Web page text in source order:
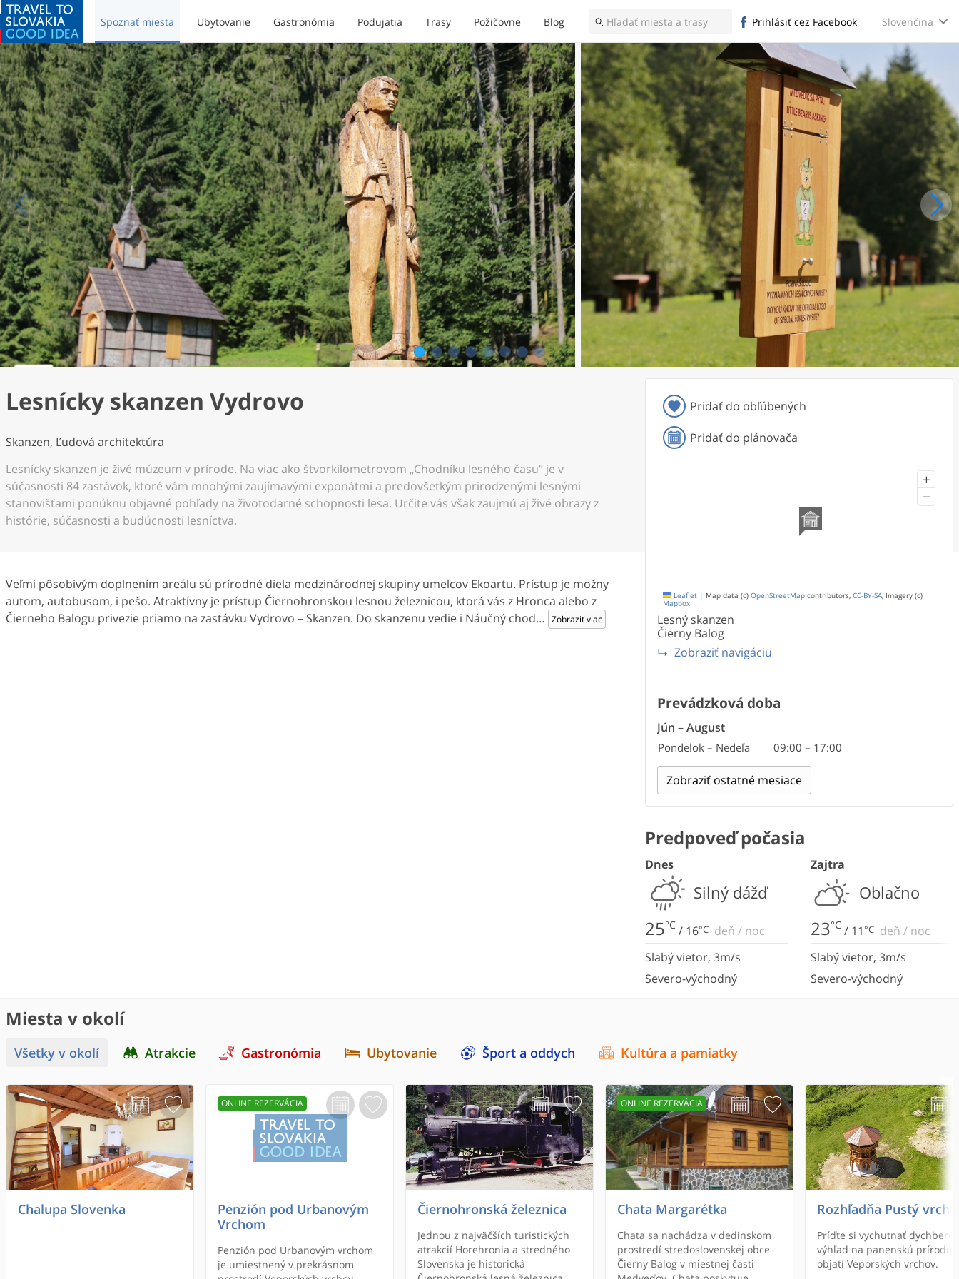
Spoznať miesta Ubytovanie Gastronómia Podujatia Trasy Požičovne Blog Prihlásiť cez Facebook Slovenčina
1 2 3 4 5 6 7 8
Lesnícky skanzen Vydrovo
Skanzen, Ľudová architektúra
Lesnícky skanzen je živé múzeum v prírode. Na viac ako štvorkilometrovom „Chodníku lesného času“ je v
súčasnosti 84 zastávok, ktoré vám mnohými zaujímavými exponátmi a predovšetkým prirodzenými lesnými
stanovišťami ponúknu objavné pohľady na životodarné schopnosti lesa. Určite vás však zaujmú aj živé obrazy z
histórie, súčasnosti a budúcnosti lesníctva.
Veľmi pôsobivým doplnením areálu sú prírodné diela medzinárodnej skupiny umelcov Ekoartu. Prístup je možny
autom, autobusom, i pešo. Atraktívny je prístup Čiernohronskou lesnou železnicou, ktorá vás z Hronca alebo z
Čierneho Balogu privezie priamo na zastávku Vydrovo – Skanzen. Do skanzenu vedie i Náučný chod… Zobraziť viac
Pridať do obľúbených
Pridať do plánovača
+
−
Leaflet | Map data (c) OpenStreetMap contributors, CC-BY-SA , Imagery (c)
Mapbox
Lesný skanzen
Čierny Balog
Zobraziť navigáciu
Prevádzková doba
Máj
Pondelok – Nedeľa 09:00 – 15:00
September
Pondelok – Nedeľa 09:00 – 15:00
September
Jún –August
Pondelok – Nedeľa 09:00 – 17:00
Zobraziť ostatné mesiace
Predpoveď počasia
Dnes
Silný dážď
25°C / 16°C deň / noc
Slabý vietor, 3m/s
Severo-východný
Zajtra
Oblačno
23°C / 11°C deň / noc
Slabý vietor, 3m/s
Severo-východný
Miesta v okolí
Všetky v okolí Atrakcie Gastronómia Ubytovanie Šport a oddych Kultúra a pamiatky
Chalupa Slovenka
Penzión pod Urbanovým
Vrchom
Penzión pod Urbanovým vrchom
je umiestnený v prekrásnom
ONLINE REZERVÁCIA
Čiernohronská železnica
Jednou z najväčších turistických
atrakcií Horehronia a stredného
Slovenska je historická
Chata Margarétka
Chata sa nachádza v dedinskom
prostredí stredoslovenskej obce
Čierny Balog v miestnej časti
ONLINE REZERVÁCIA
Rozhľadňa Pustý vrch
Príďte si vychutnať
výhľad na panenskú prírodu
objatí Veporských vrchov.